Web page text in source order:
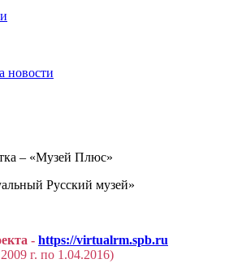
новости
– «Музей Плюс»
Русский музей»
- https://virtualrm.spb.ru
г. по 1.04.2016)